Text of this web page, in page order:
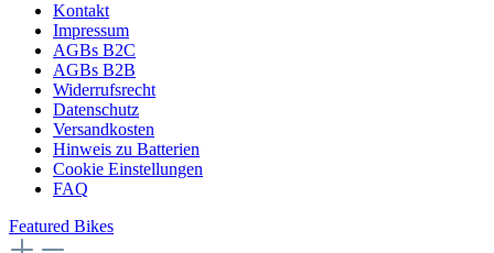
Kontakt
Impressum
AGBs B2C
AGBs B2B
Widerrufsrecht
Datenschutz
Versandkosten
Hinweis zu Batterien
Cookie Einstellungen
FAQ
Featured Bikes